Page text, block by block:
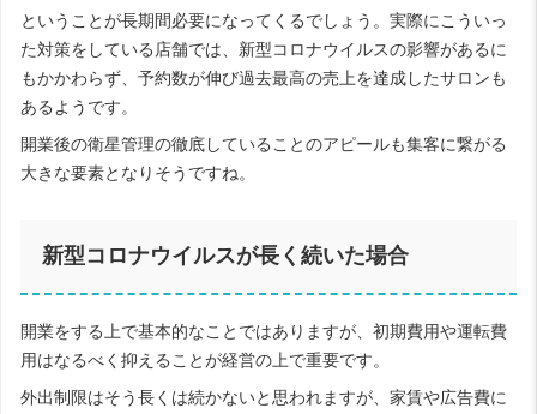
ということが長期間必要になってくるでしょう。実際にこういっ
た対策をしている店舗では、新型コロナウイルスの影響があるに
もかかわらず、予約数が伸び過去最高の売上を達成したサロンも
あるようです。
開業後の衛星管理の徹底していることのアピールも集客に繋がる
大きな要素となりそうですね。
新型コロナウイルスが長く続いた場合
開業をする上で基本的なことではありますが、初期費用や運転費
用はなるべく抑えることが経営の上で重要です。
外出制限はそう長くは続かないと思われますが、家賃や広告費に